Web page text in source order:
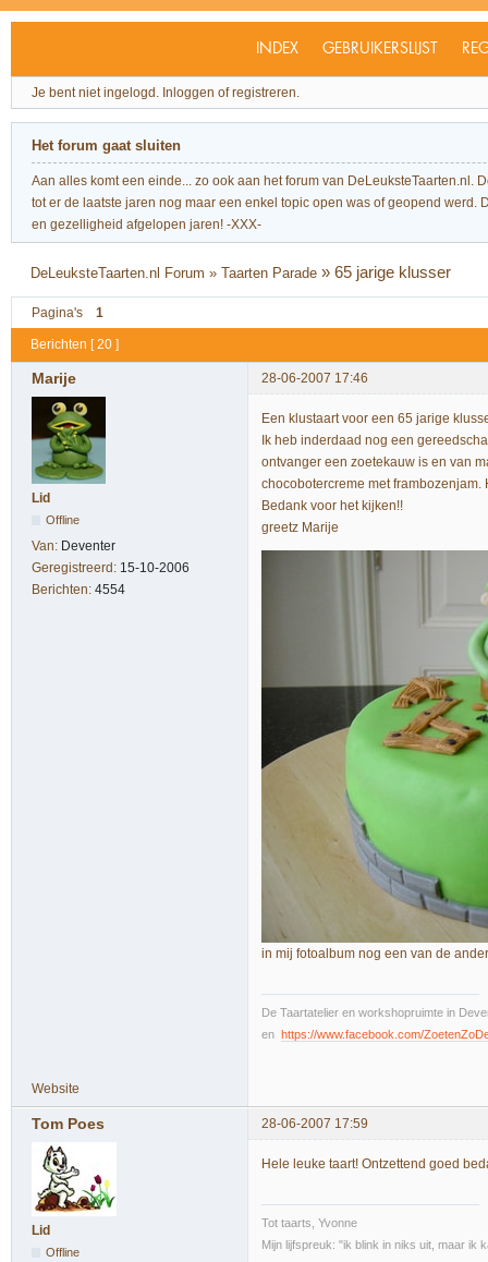
INDEX GEBRUIKERSLIJST
Je bent niet ingelogd. Inloggen of registreren.
Het forum gaat sluiten
Aan alles komt een einde... zo ook aan het forum van
tot er de laatste jaren nog maar een enkel topic open was of geopend
en gezelligheid afgelopen jaren! -XXX-
DeLeuksteTaarten.nl Forum »Taarten Parade »65 jarige klusser
Pagina's 1
Berichten [ 20 ]
Marije 28-06-2007 17:46
Lid
Offline
Van: Deventer
Geregistreerd: 15-10-2006
Berichten: 4554
Een klustaart voor een 65 jarige
Ik heb inderdaad nog een
ontvanger een zoetekauw is en van
chocobotercreme met
Bedank voor het kijken!!
greetz Marije
in mij fotoalbum nog een van de
De Taartatelier en workshopruimte in
en https://www.facebook.com/
Website
Tom Poes 28-06-2007 17:59
Lid
Offline
Hele leuke taart! Ontzettend goed
Tot taarts, Yvonne
Mijn lijfspreuk: "ik blink in niks uit, maar ik